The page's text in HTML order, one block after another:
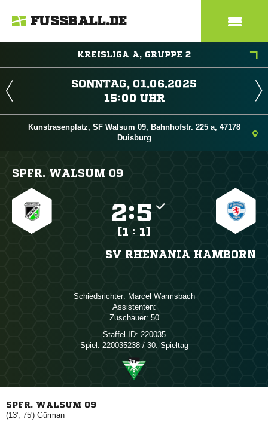
FUSSBALL.DE
KREISLIGA A, GRUPPE 2
 
 
Kunstrasenplatz, SF Walsum 09, Bahnhofstr. 225 a, 47178
Duisburg
SPFR. WALSUM 09
:
[1 : 1]
SV RHENANIA HAMBORN
Schiedsrichter:  
Assistenten:
Zuschauer: 50
Staffel-ID: 220035
Spiel: 220035238 / 30. Spieltag
SPFR. WALSUM 09
(13', 75') 